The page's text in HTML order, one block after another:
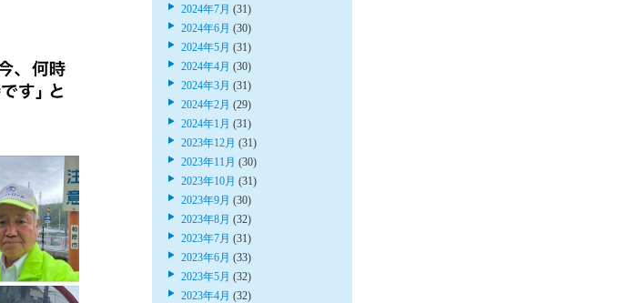
2024年7月 (31)
2024年6月 (30)
2024年5月 (31)
2024年4月 (30)
2024年3月 (31)
2024年2月 (29)
2024年1月 (31)
2023年12月 (31)
2023年11月 (30)
2023年10月 (31)
2023年9月 (30)
2023年8月 (32)
2023年7月 (31)
2023年6月 (33)
2023年5月 (32)
2023年4月 (32)